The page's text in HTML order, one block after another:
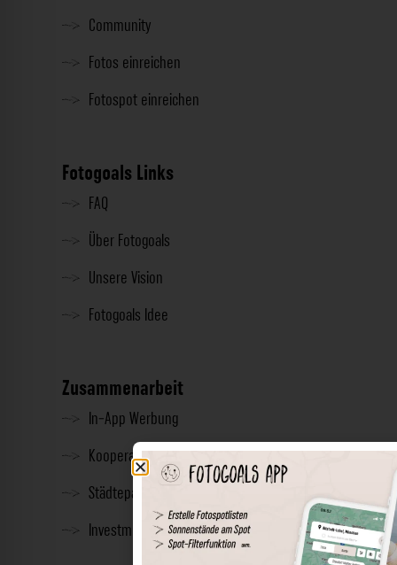
Community
Fotos einreichen
Fotospot einreichen
Fotogoals Links
FAQ
Über Fotogoals
Unsere Vision
Fotogoals Idee
Zusammenarbeit
In-App Werbung
Kooperationen
Städtepartnerschaft
Investment & Presse